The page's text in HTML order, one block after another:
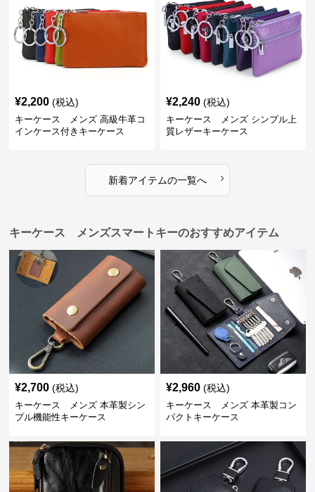
¥2,200 (税込)
キーケース メンズ 高級牛革コ
インケース付きキーケース
¥2,240 (税込)
キーケース メンズ シンプル上
質レザーキーケース
新着アイテムの一覧へ ›
キーケース メンズスマートキーのおすすめアイテム
¥2,700 (税込)
キーケース メンズ 本革製シン
プル機能性キーケース
¥2,960 (税込)
キーケース メンズ 本革製コン
パクトキーケース